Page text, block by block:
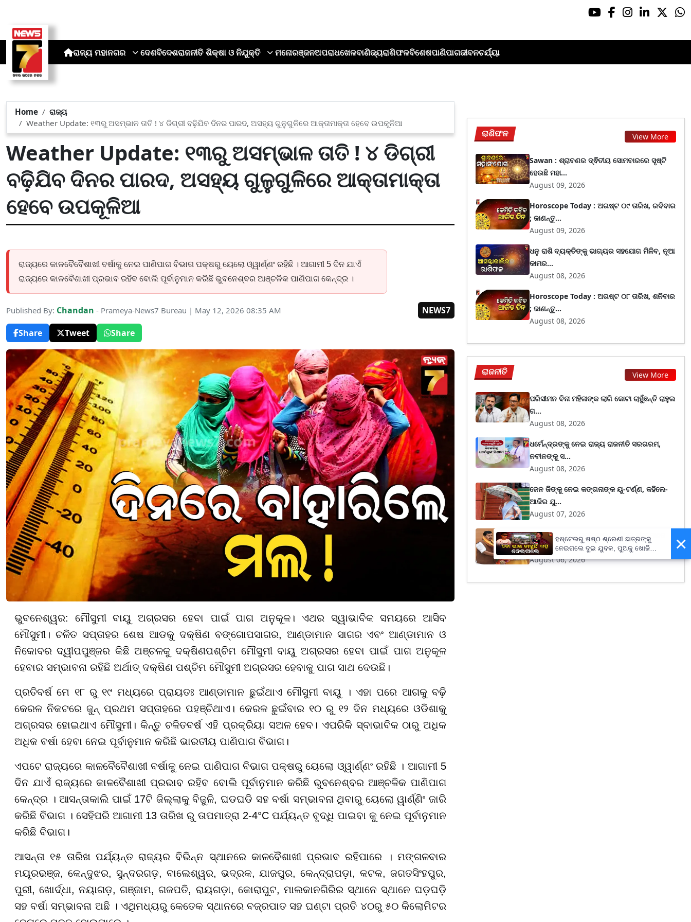
ରାଜ୍ୟ ମହାନଗର ଦେଶବିଦେଶରାଜନୀତି ଶିକ୍ଷା ଓ ନିଯୁକ୍ତି ମନୋରଞ୍ଜନଅପରାଧଖେଳବାଣିଜ୍ୟରାଶିଫଳବିଶେଷପାଣିପାଗଜୀବନଚର୍ଯ୍ୟା
Home
ରାଜ୍ୟ
Weather Update: ୧୩ରୁ ଅସମ୍ଭାଳ ତାତି ! ୪ ଡିଗ୍ରୀ ବଢ଼ିଯିବ ଦିନର ପାରଦ, ଅସହ୍ୟ ଗୁଳୁଗୁଳିରେ ଆକ୍ତାମାକ୍ତା ହେବେ ଉପକୂଳିଆ
Weather Update: ୧୩ରୁ ଅସମ୍ଭାଳ ତାତି ! ୪ ଡିଗ୍ରୀ
ବଢ଼ିଯିବ ଦିନର ପାରଦ, ଅସହ୍ୟ ଗୁଳୁଗୁଳିରେ ଆକ୍ତାମାକ୍ତା
ହେବେ ଉପକୂଳିଆ
ରାଜ୍ୟରେ କାଳବୈବୈଶାଖୀ ବର୍ଷାକୁ ନେଇ ପାଣିପାଗ ବିଭାଗ ପକ୍ଷରୁ ୟେଲୋ ଓ୍ୱାର୍ଣ୍ଣଂ ରହିଛି । ଆଗାମୀ 5 ଦିନ ଯାଏଁ
ରାଜ୍ୟରେ କାଳବୈଶାଖୀ ପ୍ରଭାବ ରହିବ ବୋଲି ପୂର୍ବାନୁମାନ କରିଛି ଭୁବନେଶ୍ବର ଆଞ୍ଚଳିକ ପାଣିପାଗ କେନ୍ଦ୍ର ।
Published By: Chandan - Prameya-News7 Bureau | May 12, 2026 08:35 AM
NEWS7
Share
Tweet Share
ଭୁବନେଶ୍ୱର: ମୌସୁମୀ ବାୟୁ ଅଗ୍ରସର ହେବା ପାଇଁ ପାଗ ଅନୁକୂଳ। ଏଥର ସ୍ୱାଭାବିକ ସମୟରେ ଆସିବ
ମୌସୁମୀ। ଚଳିତ ସପ୍ତାହର ଶେଷ ଆଡକୁ ଦକ୍ଷିଣ ବଙ୍ଗୋପସାଗର, ଆଣ୍ଡାମାନ ସାଗର ଏବଂ ଆଣ୍ଡାମାନ ଓ
ନିକୋବର ଦ୍ୱୀପପୁଞ୍ଜର କିଛି ଅଞ୍ଚଳକୁ ଦକ୍ଷିଣପଶ୍ଚିମ ମୌସୁମୀ ବାୟୁ ଅଗ୍ରସର ହେବା ପାଇଁ ପାଗ ଅନୁକୂଳ
ହେବାର ସମ୍ଭାବନା ରହିଛି ଅର୍ଥାତ୍ ଦକ୍ଷିଣ ପଶ୍ଚିମ ମୌସୁମୀ ଅଗ୍ରସର ହେବାକୁ ପାଗ ସାଥ ଦେଉଛି।
ପ୍ରତିବର୍ଷ ମେ ୧୮ ରୁ ୧୯ ମଧ୍ୟରେ ପ୍ରାୟତଃ ଆଣ୍ଡାମାନ ଛୁଇଁଥାଏ ମୌସୁମୀ ବାୟୁ । ଏହା ପରେ ଆଗକୁ ବଢ଼ି
କେରଳ ନିକଟରେ ଜୁନ୍ ପ୍ରଥମ ସପ୍ତାହରେ ପହଞ୍ଚିଥାଏ। କେରଳ ଛୁଇଁବାର ୧୦ ରୁ ୧୨ ଦିନ ମଧ୍ୟରେ ଓଡିଶାକୁ
ଅଗ୍ରସର ହୋଇଥାଏ ମୌସୁମୀ। କିନ୍ତୁ ଚଳିତବର୍ଷ ଏହି ପ୍ରକ୍ରିୟା ସଅଳ ହେବ। ଏପରିକି ସ୍ବାଭାବିକ ଠାରୁ ଅଧିକ
ଅଧିକ ବର୍ଷା ହେବା ନେଇ ପୂର୍ବାନୁମାନ କରିଛି ଭାରତୀୟ ପାଣିପାଗ ବିଭାଗ।
ଏପଟେ ରାଜ୍ୟରେ କାଳବୈବୈଶାଖୀ ବର୍ଷାକୁ ନେଇ ପାଣିପାଗ ବିଭାଗ ପକ୍ଷରୁ ୟେଲୋ ଓ୍ୱାର୍ଣ୍ଣଂ ରହିଛି । ଆଗାମୀ 5
ଦିନ ଯାଏଁ ରାଜ୍ୟରେ କାଳବୈଶାଖୀ ପ୍ରଭାବ ରହିବ ବୋଲି ପୂର୍ବାନୁମାନ କରିଛି ଭୁବନେଶ୍ବର ଆଞ୍ଚଳିକ ପାଣିପାଗ
କେନ୍ଦ୍ର । ଆସନ୍ତାକାଲି ପାଇଁ 17ଟି ଜିଲ୍ଲାକୁ ବିଜୁଳି, ଘଡଘଡି ସହ ବର୍ଷା ସମ୍ଭାବନା ଥିବାରୁ ୟେଲୋ ୱାର୍ଣ୍ଣିଂ ଜାରି
କରିଛି ବିଭାଗ । ସେହିପରି ଆଗାମୀ 13 ତାରିଖ ରୁ ତାପମାତ୍ରା 2-4°C ପର୍ଯ୍ୟନ୍ତ ବୃଦ୍ଧି ପାଇବା କୁ ନେଇ ପୂର୍ବାନୁମାନ
କରିଛି ବିଭାଗ।
ଆସନ୍ତା ୧୫ ତାରିଖ ପର୍ଯ୍ୟନ୍ତ ରାଜ୍ୟର ବିଭିନ୍ନ ସ୍ଥାନରେ କାଳବୈଶାଖୀ ପ୍ରଭାବ ରହିପାରେ । ମଙ୍ଗଳବାର
ମୟୂରଭଞ୍ଜ, କେନ୍ଦୁଝର, ସୁନ୍ଦରଗଡ଼, ବାଲେଶ୍ୱର, ଭଦ୍ରକ, ଯାଜପୁର, କେନ୍ଦ୍ରାପଡ଼ା, କଟକ, ଜଗତସିଂହପୁର,
ପୁରୀ, ଖୋର୍ଦ୍ଧା, ନୟାଗଡ଼, ଗଞ୍ଜାମ, ଗଜପତି, ରାୟଗଡ଼ା, କୋରାପୁଟ, ମାଲକାନଗିରିର ସ୍ଥାନେ ସ୍ଥାନେ ଘଡ଼ଘଡ଼ି
ସହ ବର୍ଷା ସମ୍ଭାବନା ଅଛି । ଏଥିମଧ୍ୟରୁ କେତେକ ସ୍ଥାନରେ ବଜ୍ରପାତ ସହ ଘଣ୍ଟା ପ୍ରତି ୪୦ରୁ ୫୦ କିଲୋମିଟର
ରାଶିଫଳ View More
Sawan : ଶ୍ରାବଣର ଦ୍ଵିତୀୟ ସୋମବାରରେ ସୃଷ୍ଟି
ହେଉଛି ମହା...
August 09, 2026
Horoscope Today : ଅଗଷ୍ଟ ୦୯ ତାରିଖ, ରବିବାର
; ଜାଣନ୍ତୁ...
August 09, 2026
ଧନୁ ରାଶି ବ୍ୟକ୍ତିଙ୍କୁ ଭାଗ୍ୟର ସହଯୋଗ ମିଳିବ, ନୂଆ
କାମର...
August 08, 2026
Horoscope Today : ଅଗଷ୍ଟ ୦୮ ତାରିଖ, ଶନିବାର
; ଜାଣନ୍ତୁ...
August 08, 2026
ରାଜନୀତି View More
ପରିସୀମନ ବିନା ମହିଳାଙ୍କ ଲାଗି କୋଟା ଚାହୁଁଛନ୍ତି ରାହୁଲ
ଗ...
August 08, 2026
ଧର୍ମେନ୍ଦ୍ରଙ୍କୁ ନେଇ ରାଜ୍ୟ ରାଜନୀତି ସରଗରମ,
ନବୀନଙ୍କୁ ସ...
August 08, 2026
ଜେନ ଜିଙ୍କୁ ନେଇ କଙ୍ଗନାଙ୍କ ୟୁ-ଟର୍ଣ୍ଣ, କହିଲେ-
ଆଜିର ଯୁ...
August 07, 2026
ଦିଲ୍ଲୀରେ ନୀତିନ ନବୀନଙ୍କୁ ଭେଟିଲେ ମନମୋହନ
ସାମଲ, ବିଭିନ...
August 06, 2026
×
ହଷ୍ଟେଲରୁ ଷଷ୍ଠ ଶ୍ରେଣୀ ଛାତ୍ରଙ୍କୁ
ନେଇଗଲେ ଦୁଇ ଯୁବକ, ପୁଅକୁ ଖୋଜି